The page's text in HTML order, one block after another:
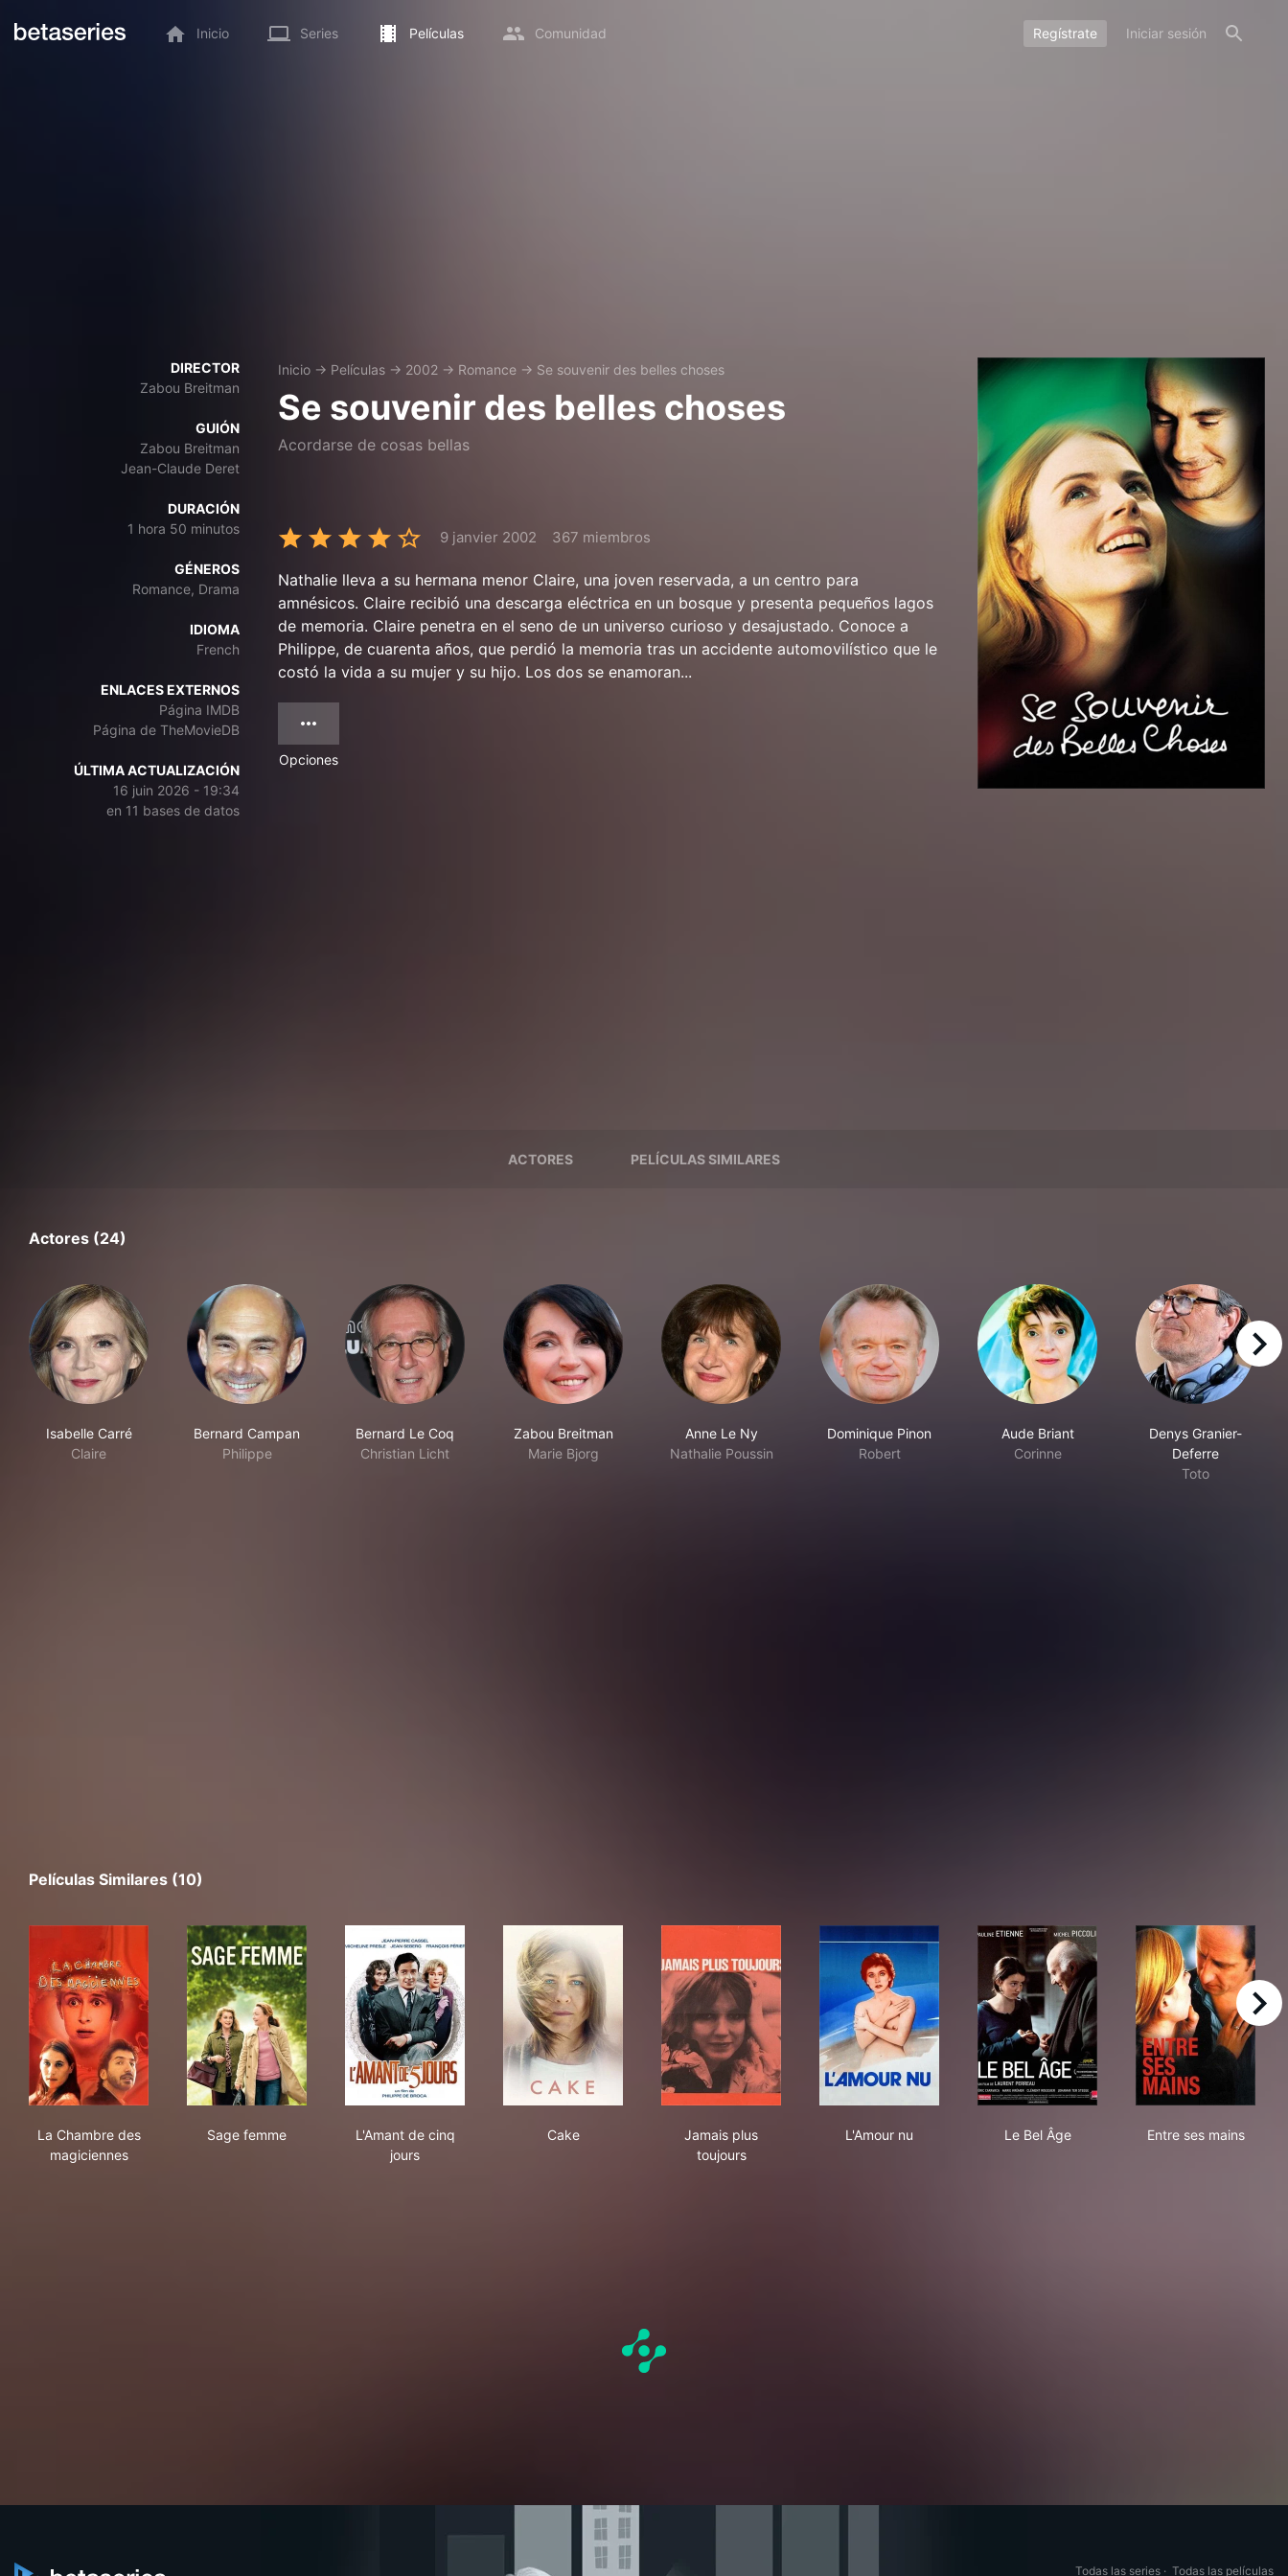
Inicio Series Películas Comunidad Regístrate Iniciar sesión
DIRECTOR
Zabou Breitman
GUIÓN
Zabou Breitman
Jean-Claude Deret
DURACIÓN
1 hora 50 minutos
GÉNEROS
Romance, Drama
IDIOMA
French
ENLACES EXTERNOS
Página IMDB
Página de TheMovieDB
ÚLTIMA ACTUALIZACIÓN
16 juin 2026 - 19:34
en 11 bases de datos
Inicio → Películas → 2002 → Romance → Se souvenir des belles choses
Se souvenir des belles choses
Acordarse de cosas bellas
9 janvier 2002 367 miembros
Nathalie lleva a su hermana menor Claire, una joven reservada, a un centro para
amnésicos. Claire recibió una descarga eléctrica en un bosque y presenta pequeños lagos
de memoria. Claire penetra en el seno de un universo curioso y desajustado. Conoce a
Philippe, de cuarenta años, que perdió la memoria tras un accidente automovilístico que le
costó la vida a su mujer y su hijo. Los dos se enamoran...
Opciones
ACTORES PELÍCULAS SIMILARES
Actores (24)
Isabelle Carré
Claire
Bernard Campan
Philippe
Bernard Le Coq
Christian Licht
Zabou Breitman
Marie Bjorg
Anne Le Ny
Nathalie Poussin
Dominique Pinon
Robert
Aude Briant
Corinne
Denys Granier-
Deferre
Toto
right
Películas Similares (10)
La Chambre des
magiciennes
Sage femme
L'Amant de cinq
jours
Cake
Jamais plus
toujours
L'Amour nu
Le Bel Âge
Entre ses mains
right
Todas las series · Todas las películas